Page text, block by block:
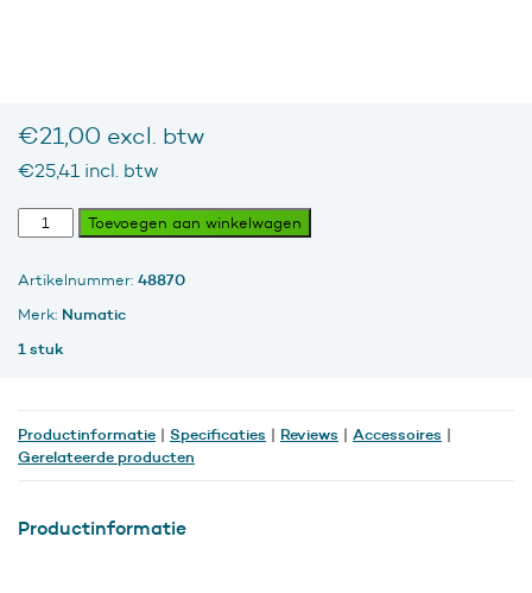
€21,00 excl. btw
€25,41 incl. btw
NVB-
60B
38
mm
305
Toevoegen aan winkelwagen
Artikelnummer: 48870
Merk: Numatic
1 stuk
Productinformatie | Specificaties | Reviews | Accessoires |
Gerelateerde producten
Productinformatie